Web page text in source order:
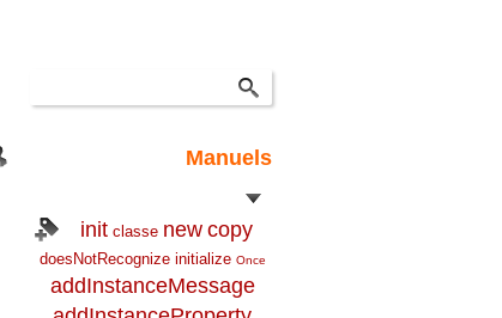
Manuels
init classe new copy
doesNotRecognize initialize Once
addInstanceMessage